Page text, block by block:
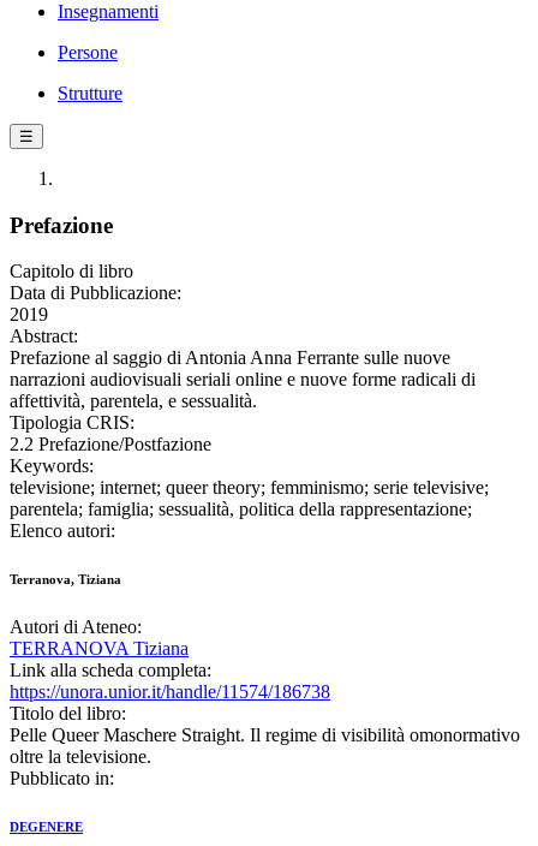
Insegnamenti
Persone
Strutture
☰
Prefazione
Capitolo di libro
Data di Pubblicazione:
2019
Abstract:
Prefazione al saggio di Antonia Anna Ferrante sulle nuove
narrazioni audiovisuali seriali online e nuove forme radicali di
affettività, parentela, e sessualità.
Tipologia CRIS:
2.2 Prefazione/Postfazione
Keywords:
televisione; internet; queer theory; femminismo; serie televisive;
parentela; famiglia; sessualità, politica della rappresentazione;
Elenco autori:
Terranova, Tiziana
Autori di Ateneo:
TERRANOVA Tiziana
Link alla scheda completa:
https://unora.unior.it/handle/11574/186738
Titolo del libro:
Pelle Queer Maschere Straight. Il regime di visibilità omonormativo
oltre la televisione.
Pubblicato in:
DEGENERE